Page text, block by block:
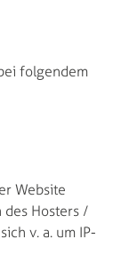
folgendem
Website
des Hosters /
v. a. um IP-